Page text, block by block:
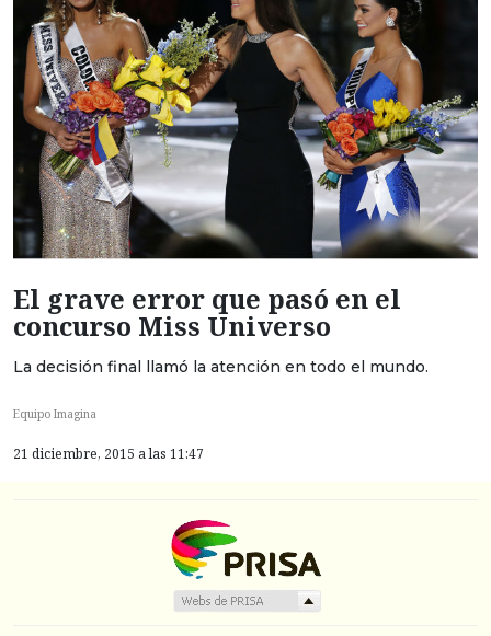
El grave error que pasó en el
concurso Miss Universo
La decisión final llamó la atención en todo el mundo.
Equipo Imagina
21 diciembre, 2015 a las 11:47